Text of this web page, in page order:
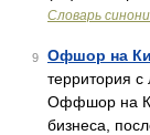
Словарь
9 Офшор на
территория с
Оффшор на
бизнеса,